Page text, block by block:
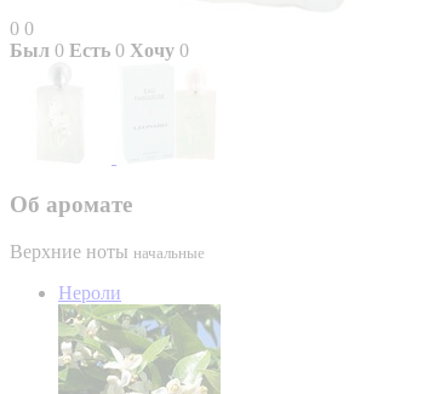
0 0
Был 0 Есть 0 Хочу 0
Об аромате
Верхние ноты начальные
Нероли